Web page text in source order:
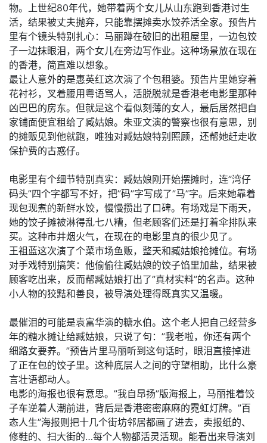
物。上世纪80年代，她带着两个女儿从山东跑到香港讨生
活，结果被丈夫抛弃，只能靠摆摊卖水饺养活全家。预告片
里有个镜头特别扎心：马丽蹲在破旧的出租屋里，一边包饺
子一边抹眼泪，两个女儿在旁边写作业。这种场景放在现在
的香港，简直难以想象。
最让人意外的是惠英红这次演了个包租婆。预告片里她穿着
花衬衫，叉着腰用粤语骂人，活脱脱就是香港老电影里那种
凶巴巴的房东。但就是这个看似刻薄的女人，最后居然把自
家铺面便宜租给了臧姑娘。朱亚文演的警察也很有意思，别
的摊贩见到他就跑，唯独对臧姑娘特别照顾，还帮她赶走收
保护费的古惑仔。
电影里有个细节特别真实：臧姑娘刚开始摆摊时，连”湾仔
码头”四个字都写不好，把”码”字写成了”马”字。后来她靠着
现包现煮的新鲜水饺，慢慢攒出了口碑。有场戏是下雨天，
她的饺子摊被淋得乱七八糟，但老顾客们还是打着伞排队来
买。这种市井烟火气，在现在的电影里真的很少见了。
王祖蓝这次演了个菜市场鱼贩，整天和臧姑娘抢摊位。有场
对手戏特别搞笑：他偷偷往臧姑娘的饺子馅里加盐，结果被
顾客吃出来，反而帮臧姑娘打出了”真材实料”的名声。这种
小人物的狡黠和善良，被导演处理得既真实又温暖。
最催泪的可能是袁富华演的糖水伯。这个老人把自己经营多
年的糖水摊让给臧姑娘，只说了句：”我老啦，你还有两个
细路女要养。”预告片里马丽听到这句话时，眼泪直接掉进
了正在包的饺子里。这种底层人之间的守望相助，比什么豪
言壮语都动人。
电影的海报也很有意思。”我自昂扬”版海报上，马丽推着饺
子车逆着人潮前进，背后是香港密密麻麻的霓虹灯牌。”百
态人生”海报则把十几个街坊邻居都画了进去，卖报纸的、
修鞋的、扫大街的…每个人物都活灵活现。能看出来导演刘